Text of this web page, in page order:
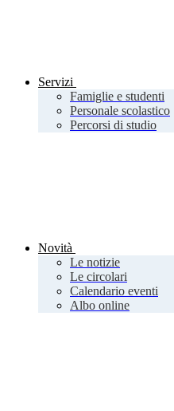
Servizi
Famiglie e studenti
Personale scolastico
Percorsi di studio
Novità
Le notizie
Le circolari
Calendario eventi
Albo online